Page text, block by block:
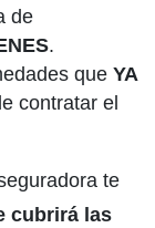
de
.
que YA
contratar el
te
cubrirá las